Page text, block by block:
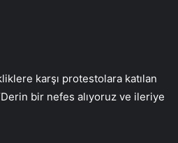
karşı protestolara katılan
bir nefes alıyoruz ve ileriye